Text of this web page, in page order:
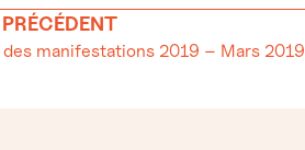
manifestations 2019 – Mars 2019